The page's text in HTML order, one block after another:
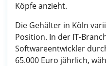
Köpfe anzieht.
Die Gehälter in Köln
Position. In der IT-
Softwareentwickler
65.000 Euro jährlich,